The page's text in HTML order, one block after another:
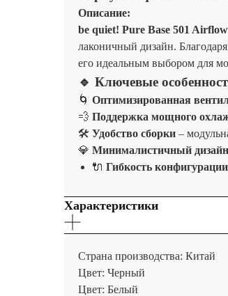
Описание:
be quiet! Pure Base 501 Airflow
лаконичный дизайн.
его идеальным выбором для
🔹 Ключевые
🌀 Оптимизированная
💨 Поддержка мощного
🛠️ Удобство сборки –
💎 Минималистичный дизайн
🔌 Гибкость конфигурации
Характеристики
Страна производства: Китай
Цвет: Черный
Цвет: Белый